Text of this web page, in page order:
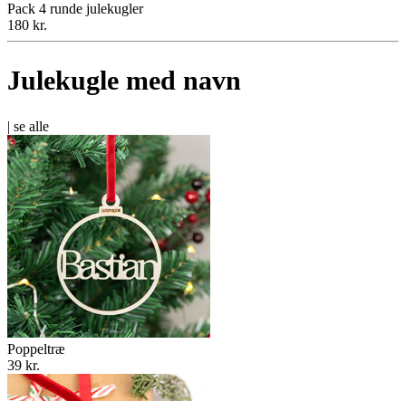
Pack 4 runde julekugler
180 kr.
Julekugle med navn
| se alle
Poppeltræ
39 kr.